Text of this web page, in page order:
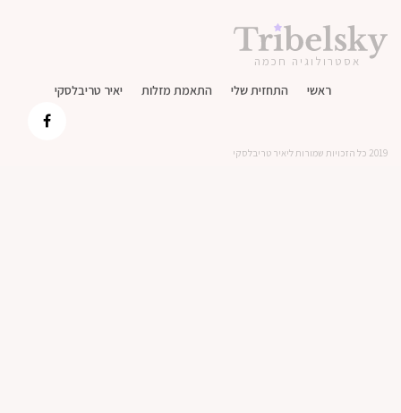
אסטרולוגיה חכמה
ראשי התחזית שלי התאמת מזלות יאיר טריבלסקי
2019 כל הזכויות שמורות ליאיר טריבלסקי